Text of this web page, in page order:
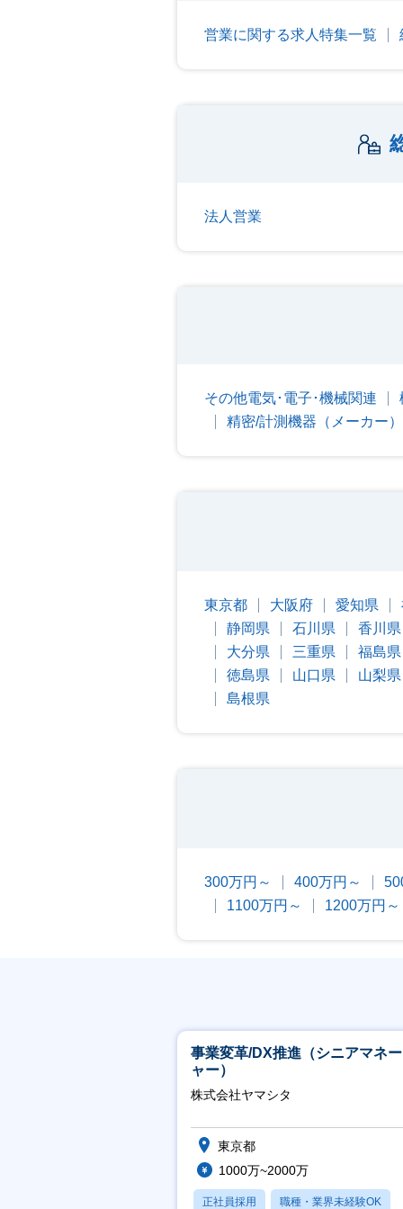
営業に関する求人特集一覧
法人営業
その他電気･電子･機械関連
精密/計測機器（メーカー）
東京都 大阪府 愛知県
静岡県
石川県
香川県
大分県
三重県
福島県
徳島県
山口県
山梨県
島根県
300万円～ 400万円～
1100万円～
1200万円～
事業変革/DX推進（シニアマネ
ャー）
株式会社ヤマシタ
東京都
1000万~2000万
正社員採用 職種・業界未経験OK